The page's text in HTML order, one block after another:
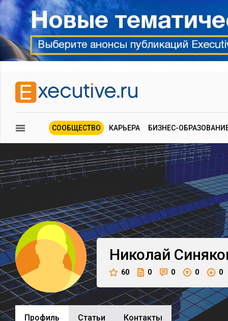
СООБЩЕСТВО КАРЬЕРА БИЗНЕС-
Николай
60 0 0 0 0
Профиль Cтатьи Контакты